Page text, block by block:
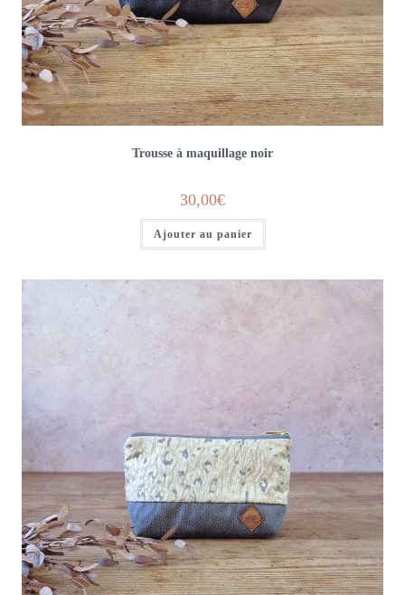
Trousse à maquillage noir
30,00€
Ajouter au panier